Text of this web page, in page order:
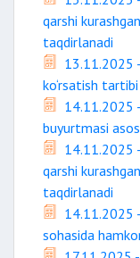
qarshi
taqdirlanadi
13.11.2025
ko‘rsatish
14.11.2025
buyurtmasi
14.11.2025
qarshi
taqdirlanadi
14.11.2025
sohasida